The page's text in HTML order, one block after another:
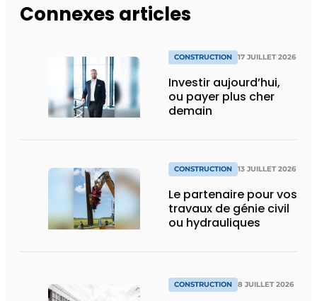
Connexes articles
CONSTRUCTION 17 JUILLET 2026
Investir aujourd’hui,
ou payer plus cher
demain
CONSTRUCTION 13 JUILLET 2026
Le partenaire pour vos
travaux de génie civil
ou hydrauliques
CONSTRUCTION 8 JUILLET 2026